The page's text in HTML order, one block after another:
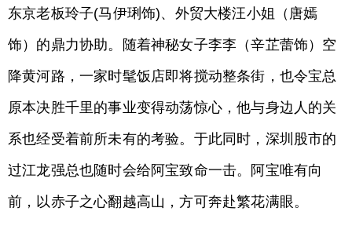
东京老板玲子(马伊琍饰)、外贸大楼汪小姐（唐嫣
饰）的鼎力协助。随着神秘女子李李（辛芷蕾饰）空
降黄河路，一家时髦饭店即将搅动整条街，也令宝总
原本决胜千里的事业变得动荡惊心，他与身边人的关
系也经受着前所未有的考验。于此同时，深圳股市的
过江龙强总也随时会给阿宝致命一击。阿宝唯有向
前，以赤子之心翻越高山，方可奔赴繁花满眼。